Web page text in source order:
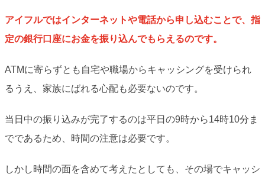
アイフルではインターネットや電話から申し込むことで、指
定の銀行口座にお金を振り込んでもらえるのです。
ATMに寄らずとも自宅や職場からキャッシングを受けられ
るうえ、家族にばれる心配も必要ないのです。
当日中の振り込みが完了するのは平日の9時から14時10分ま
でであるため、時間の注意は必要です。
しかし時間の面を含めて考えたとしても、その場でキャッシ